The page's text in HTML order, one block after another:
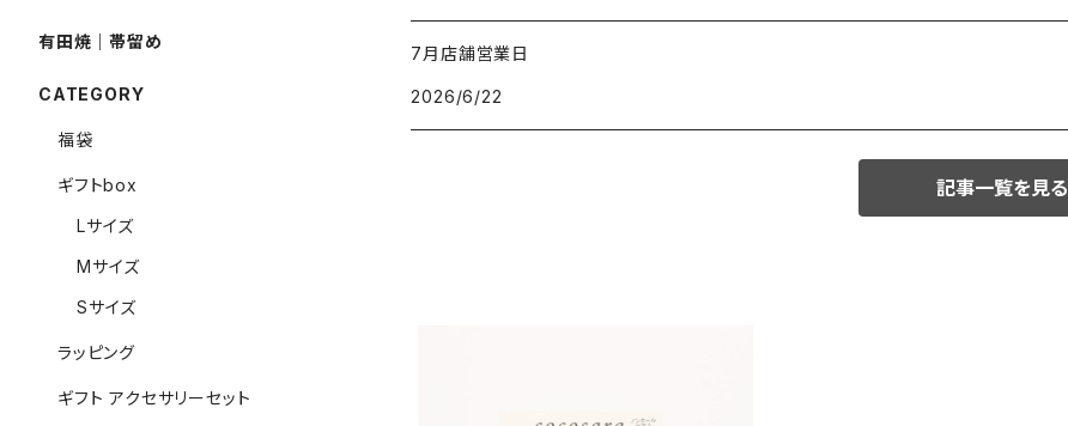
7月店舗営業日
2026/6/22
記事一覧を見る
こいのぼり ノンホールピアス ｜有田焼
有田焼｜帯留め
CATEGORY
福袋
ギフトbox
Lサイズ
Mサイズ
Sサイズ
ラッピング
ギフト アクセサリーセット